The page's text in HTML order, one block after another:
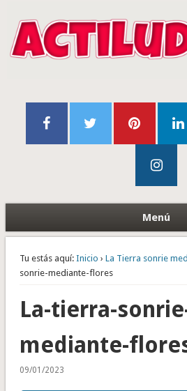
Menú
Tu estás aquí: Inicio › La Tierra sonrie
sonrie-mediante-flores
La-tierra-
mediante-
09/01/2023